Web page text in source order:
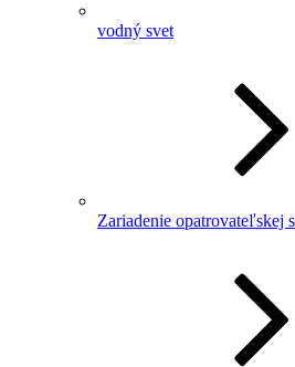
vodný svet
Zariadenie opatrovateľskej